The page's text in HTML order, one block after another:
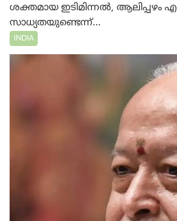
ശക്തമായ ഇടിമിന്നൽ, ആലിപ്പഴം
സാധ്യതയുണ്ടെന്ന്...
INDIA